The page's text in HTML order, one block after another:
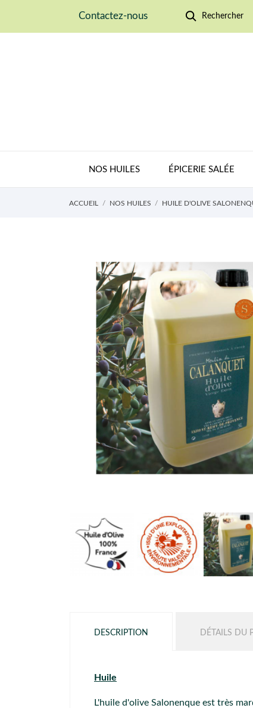
Contactez-nous Rechercher
NOS HUILES ÉPICERIE SALÉE
ACCUEIL NOS HUILES HUILE D'OLIVE
DESCRIPTION DÉTAILS DU
Huile
L'huile d'olive Salonenque est très